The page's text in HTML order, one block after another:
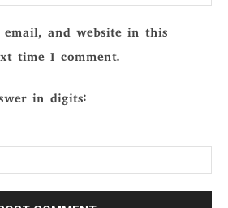
email, and website in this
time I comment.
in digits: